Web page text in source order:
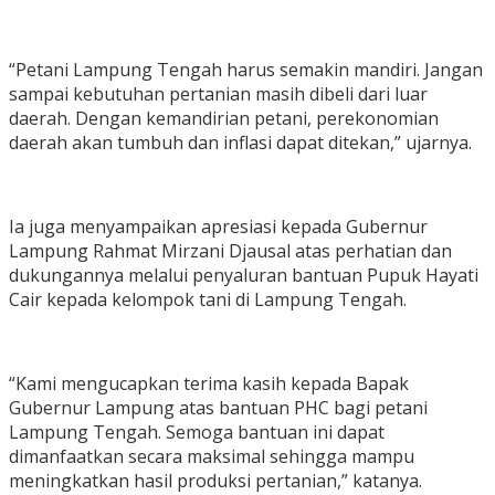
“Petani Lampung Tengah harus semakin mandiri. Jangan
sampai kebutuhan pertanian masih dibeli dari luar
daerah. Dengan kemandirian petani, perekonomian
daerah akan tumbuh dan inflasi dapat ditekan,” ujarnya.
Ia juga menyampaikan apresiasi kepada Gubernur
Lampung Rahmat Mirzani Djausal atas perhatian dan
dukungannya melalui penyaluran bantuan Pupuk Hayati
Cair kepada kelompok tani di Lampung Tengah.
“Kami mengucapkan terima kasih kepada Bapak
Gubernur Lampung atas bantuan PHC bagi petani
Lampung Tengah. Semoga bantuan ini dapat
dimanfaatkan secara maksimal sehingga mampu
meningkatkan hasil produksi pertanian,” katanya.